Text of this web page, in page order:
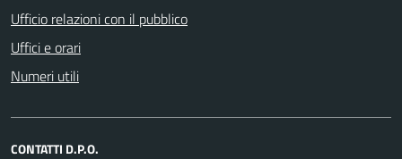
Ufficio relazioni con il pubblico
Uffici e orari
Numeri utili
CONTATTI D.P.O.